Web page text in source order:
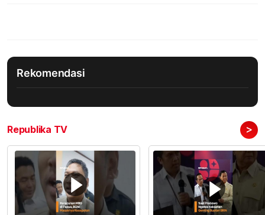
Rekomendasi
Republika TV >